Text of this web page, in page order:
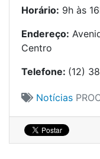
Horário: 9h às
Endereço:
Centro
Telefone: (12)
Notícias